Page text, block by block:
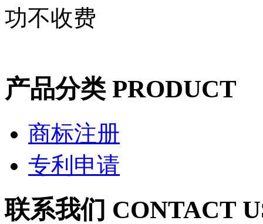
产品分类 PRODUCT
商标注册
专利申请
联系我们 CONTACT